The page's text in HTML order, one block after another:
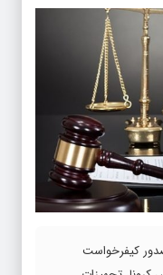
کیفرخواست